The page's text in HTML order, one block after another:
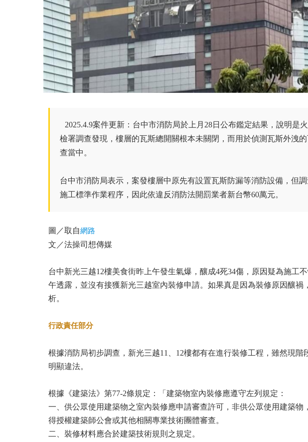
2025.4.9案件更新： 台中市消防局於上月28日公布鑑定結果，說明是
檢署調查發現，樓層的瓦斯總開關根本未關閉，而用於偵測瓦斯外洩
查當中。
台中市消防局表示，案發樓層中原先有設置瓦斯防漏等消防設備，但
施工標準作業程序，因此依違反消防法開罰業者新台幣60萬元。
圖／取自網路
文／法操司想傳媒
台中新光三越12樓美食街昨上午發生氣爆，釀成4死34傷，原因疑為施工
午透露，並沒有接獲新光三越室內裝修申請。如果真是因為裝修原因釀
析。
行政責任部分
根據消防局初步調查，新光三越11、12樓都有在進行裝修工程，雖然現
明顯違法。
根據《建築法》第77-2條規定：「建築物室內裝修應遵守左列規定：
一、供公眾使用建築物之室內裝修應申請審查許可，非供公眾使用建築
得授權建築師公會或其他相關專業技術團體審查。
二、裝修材料應合於建築技術規則之規定。